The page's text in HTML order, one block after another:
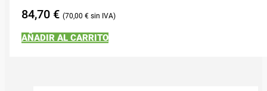
84,70 € 70,00 €
AÑADIR AL CARRITO